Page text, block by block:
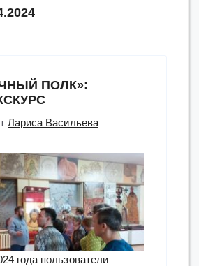
ПОЛК»:
Лариса Васильева
года пользователи